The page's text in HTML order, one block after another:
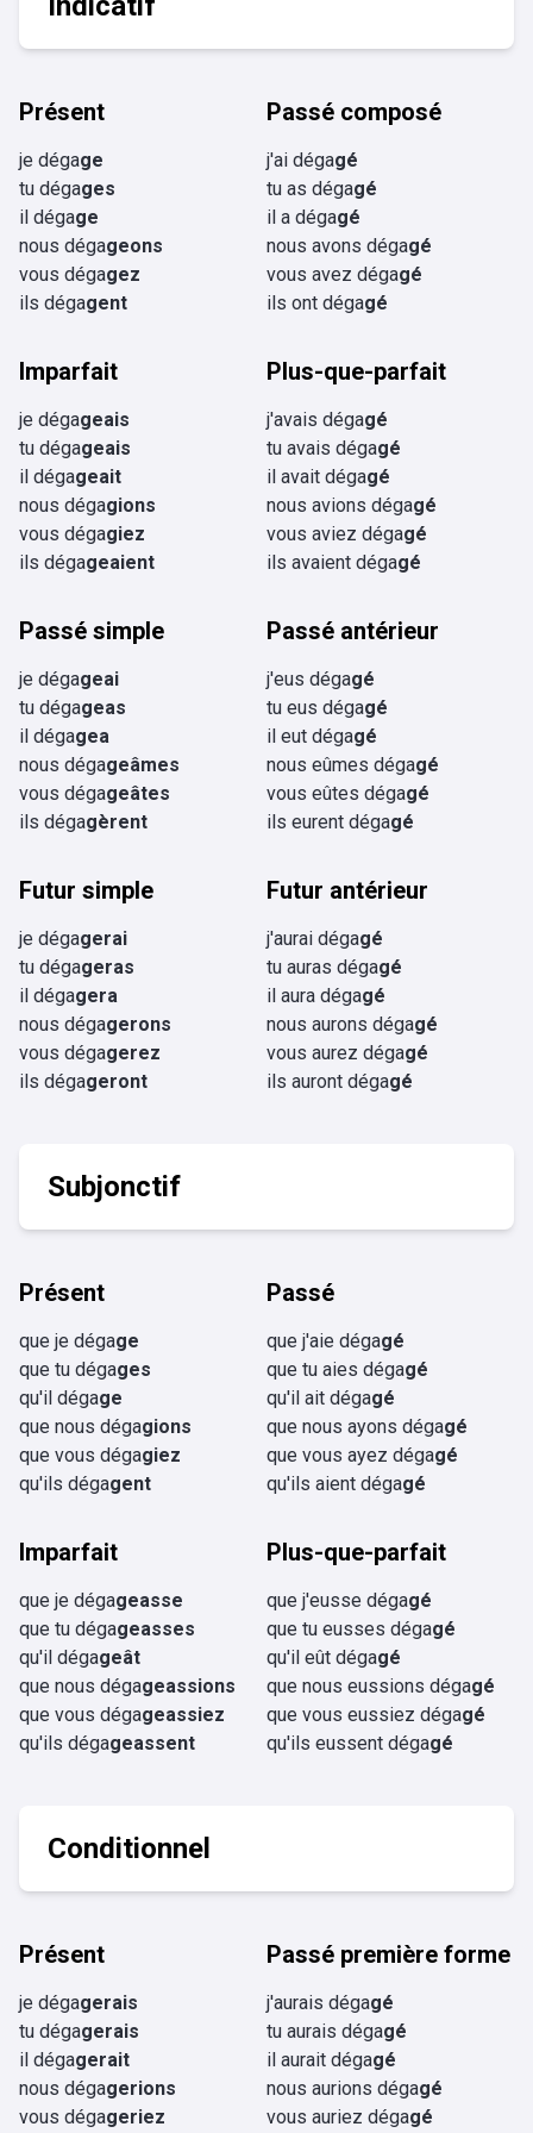
Présent
je dégage
tu dégages
il dégage
nous dégageons
vous dégagez
ils dégagent
Passé composé
j'ai dégagé
tu as dégagé
il a dégagé
nous avons dégagé
vous avez dégagé
ils ont dégagé
Imparfait
je dégageais
tu dégageais
il dégageait
nous dégagions
vous dégagiez
ils dégageaient
Plus-que-parfait
j'avais dégagé
tu avais dégagé
il avait dégagé
nous avions dégagé
vous aviez dégagé
ils avaient dégagé
Passé simple
je dégageai
tu dégageas
il dégagea
nous dégageâmes
vous dégageâtes
ils dégagèrent
Passé antérieur
j'eus dégagé
tu eus dégagé
il eut dégagé
nous eûmes dégagé
vous eûtes dégagé
ils eurent dégagé
Futur simple
je dégagerai
tu dégageras
il dégagera
nous dégagerons
vous dégagerez
ils dégageront
Futur antérieur
j'aurai dégagé
tu auras dégagé
il aura dégagé
nous aurons dégagé
vous aurez dégagé
ils auront dégagé
Subjonctif
Présent
que je dégage
que tu dégages
qu'il dégage
que nous dégagions
que vous dégagiez
qu'ils dégagent
Passé
que j'aie dégagé
que tu aies dégagé
qu'il ait dégagé
que nous ayons dégagé
que vous ayez dégagé
qu'ils aient dégagé
Imparfait
que je dégageasse
que tu dégageasses
qu'il dégageât
que nous dégageassions
que vous dégageassiez
qu'ils dégageassent
Plus-que-parfait
que j'eusse dégagé
que tu eusses dégagé
qu'il eût dégagé
que nous eussions dégagé
que vous eussiez dégagé
qu'ils eussent dégagé
Conditionnel
Présent
je dégagerais
tu dégagerais
il dégagerait
nous dégagerions
vous dégageriez
Passé première forme
j'aurais dégagé
tu aurais dégagé
il aurait dégagé
nous aurions dégagé
vous auriez dégagé